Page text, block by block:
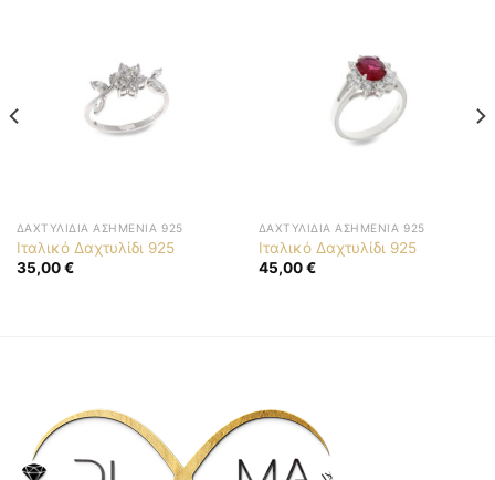
ΔΑΧΤΥΛΊΔΙΑ ΑΣΗΜΈΝΙΑ 925
Ιταλικό Δαχτυλίδι 925
35,00€
ΔΑΧΤΥΛΊΔΙΑ ΑΣΗΜΈΝΙΑ 925
Ιταλικό Δαχτυλίδι 925
45,00€